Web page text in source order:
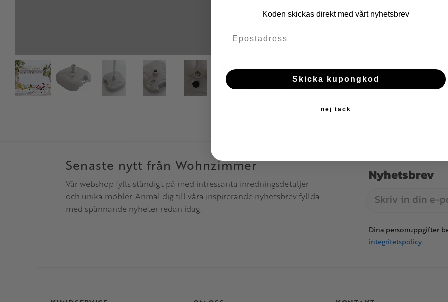
Senaste nytt från Wohnzimmer
Vår webshop fylls ständigt på med intressanta inredningsdetaljer
och unika möbler. Anmäl dig till våra inspirerande nyhetsbrev fyllda
med spännande nyheter redan idag.
Nyhetsbrev
Dina personuppgifter
integritetspolicy.
Koden skickas direkt med vårt nyhetsbrev
Skicka kupongkod
nej tack